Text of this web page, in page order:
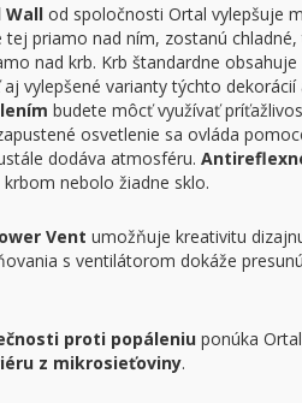
Wall od spoločnosti Ortal vylepšuje
priamo nad ním, zostanú
nad krb. Krb štandardne obsahuje
vylepšené varianty týchto
budete môcť využívať
osvetlenie sa ovláda
dodáva atmosféru.
nebolo žiadne sklo.
Vent umožňuje kreativitu
s ventilátorom dokáže
proti popáleniu ponúka
z mikrosieťoviny.